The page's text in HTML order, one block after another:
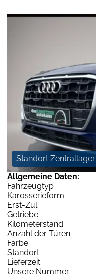
Standort Zentrallager
Allgemeine Daten:
Fahrzeugtyp
Karosserieform
Erst-Zul.
Getriebe
Kilometerstand
Anzahl der Türen
Farbe
Standort
Lieferzeit
Unsere Nummer